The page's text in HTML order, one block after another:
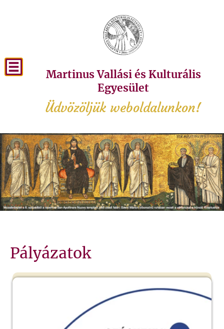
Martinus Vallási és Kulturális
Egyesület
Üdvözöljük weboldalunkon!
Pályázatok